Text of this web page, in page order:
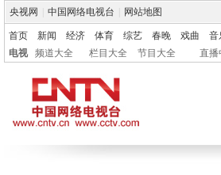
央视网 中国网络电视台 网站地图
首页 新闻 经济 体育 综艺 春晚 戏曲 音
电视
频道大全 栏目大全 节目大全 直播